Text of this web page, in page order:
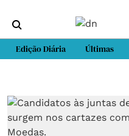
Edição Diária Últimas